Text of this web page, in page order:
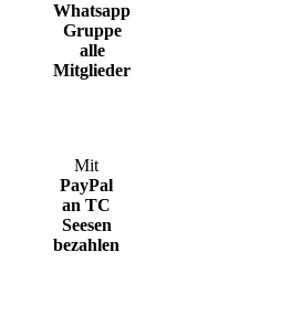
Whatsapp
Gruppe
alle
Mitglieder
Mit
PayPal
an TC
Seesen
bezahlen